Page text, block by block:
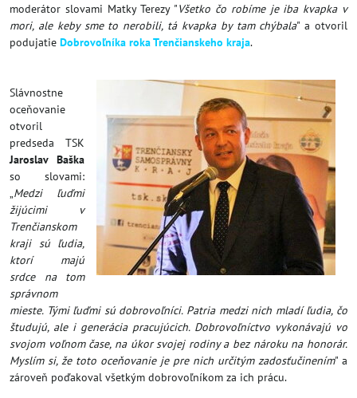
moderátor slovami Matky Terezy "Všetko čo robíme je iba kvapka v
mori, ale keby sme to nerobili, tá kvapka by tam chýbala" a otvoril
podujatie Dobrovoľníka roka Trenčianskeho kraja.
Slávnostne
oceňovanie
otvoril
predseda TSK
Jaroslav Baška
so slovami:
„Medzi ľuďmi
žijúcimi v
Trenčianskom
kraji sú ľudia,
ktorí majú
srdce na tom
správnom
mieste. Tými ľuďmi sú dobrovoľníci. Patria medzi nich mladí ľudia, čo
študujú, ale i generácia pracujúcich. Dobrovoľníctvo vykonávajú vo
svojom voľnom čase, na úkor svojej rodiny a bez nároku na honorár.
Myslím si, že toto oceňovanie je pre nich určitým zadosťučinením" a
zároveň poďakoval všetkým dobrovoľníkom za ich prácu.